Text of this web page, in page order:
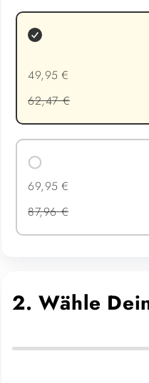
49,95 €
62,47 €
69,95 €
87,96 €
2. Wähle